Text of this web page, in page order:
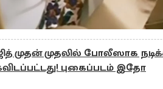
முதன் முதலில் போலீஸாக
புகைப்படம் இதோ